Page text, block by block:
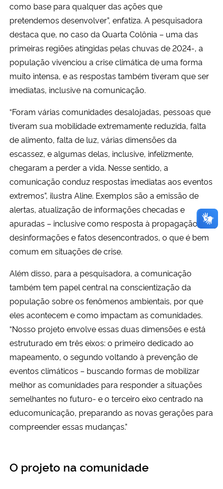
como base para qualquer das ações que
pretendemos desenvolver”, enfatiza. A pesquisadora
destaca que, no caso da Quarta Colônia – uma das
primeiras regiões atingidas pelas chuvas de 2024-, a
população vivenciou a crise climática de uma forma
muito intensa, e as respostas também tiveram que ser
imediatas, inclusive na comunicação.
“Foram várias comunidades desalojadas, pessoas que
tiveram sua mobilidade extremamente reduzida, falta
de alimento, falta de luz, várias dimensões da
escassez, e algumas delas, inclusive, infelizmente,
chegaram a perder a vida. Nesse sentido, a
comunicação conduz respostas imediatas aos eventos
extremos”, ilustra Aline. Exemplos são a emissão de
alertas, atualização de informações checadas e
apuradas – inclusive como resposta à propagação de
desinformações e fatos desencontrados, o que é bem
comum em situações de crise.
Além disso, para a pesquisadora, a comunicação
também tem papel central na conscientização da
população sobre os fenômenos ambientais, por que
eles acontecem e como impactam as comunidades.
“Nosso projeto envolve essas duas dimensões e está
estruturado em três eixos: o primeiro dedicado ao
mapeamento, o segundo voltando à prevenção de
eventos climáticos – buscando formas de mobilizar
melhor as comunidades para responder a situações
semelhantes no futuro- e o terceiro eixo centrado na
educomunicação, preparando as novas gerações para
compreender essas mudanças.”
O projeto na comunidade